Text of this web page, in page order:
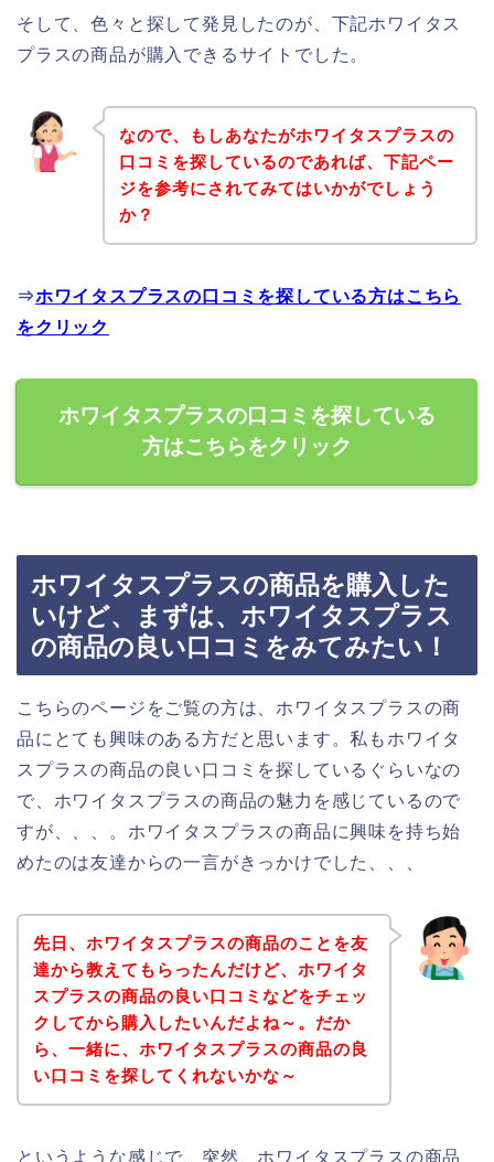
そして、色々と探して発見したのが、下記ホワイタス
プラスの商品が購入できるサイトでした。
なので、もしあなたがホワイタスプラスの
口コミを探しているのであれば、下記ペー
ジを参考にされてみてはいかがでしょう
か？
⇒ホワイタスプラスの口コミを探している方はこちら
をクリック
ホワイタスプラスの口コミを探している
方はこちらをクリック
ホワイタスプラスの商品を購入した
いけど、まずは、ホワイタスプラス
の商品の良い口コミをみてみたい！
こちらのページをご覧の方は、ホワイタスプラスの商
品にとても興味のある方だと思います。私もホワイタ
スプラスの商品の良い口コミを探しているぐらいなの
で、ホワイタスプラスの商品の魅力を感じているので
すが、、、。ホワイタスプラスの商品に興味を持ち始
めたのは友達からの一言がきっかけでした、、、
先日、ホワイタスプラスの商品のことを友
達から教えてもらったんだけど、ホワイタ
スプラスの商品の良い口コミなどをチェッ
クしてから購入したいんだよね～。だか
ら、一緒に、ホワイタスプラスの商品の良
い口コミを探してくれないかな～
というような感じで、突然、ホワイタスプラスの商品